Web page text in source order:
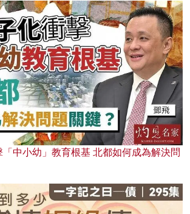
中小幼」教育根基 北都如何成為解決問